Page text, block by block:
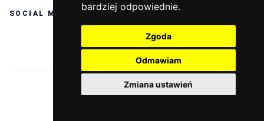
bardziej odpowiednie.
Zgoda
Odmawiam
Zmiana ustawień
SOCIAL MEDIA
© 2026 BEZUPRZEDZEN.PL